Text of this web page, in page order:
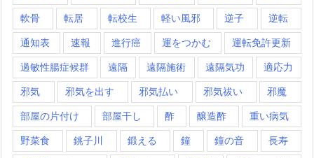
軟骨 転居 転校生 軽い風邪 逆子 逆転
通知表 速報 進行癌 運をつかむ 運転免許更新
過敏性腸症候群 遠隔 遠隔施術 遠隔気功 適応力
邪気 邪気を出す 邪気払い 邪気祓い 邪魔
部屋の片付け 部屋干し 酢 醸造酢 重い病気
野菜食 銚子川 鍛える 鐘 鐘の音 長寿